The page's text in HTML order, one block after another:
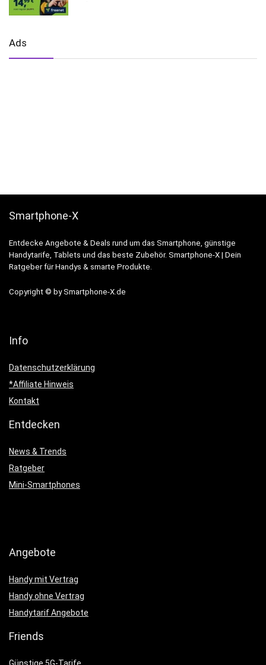
Ads
Smartphone-X
Entdecke Angebote & Deals rund um das Smartphone, günstige
Handytarife, Tablets und das beste Zubehör. Smartphone-X | Dein
Ratgeber für Handys & smarte Produkte.
Copyright © by Smartphone-X.de
Info
Datenschutzerklärung
*Affiliate Hinweis
Kontakt
Entdecken
News & Trends
Ratgeber
Mini-Smartphones
Angebote
Handy mit Vertrag
Handy ohne Vertrag
Handytarif Angebote
Friends